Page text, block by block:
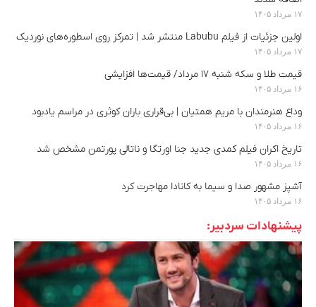
۱۷ مرداد ۱۴۰۵
اولین جزئیات از فیلم Labubu منتشر شد | تمرکز روی اسطوره‌های نوردیک
۱۷ مرداد ۱۴۰۵
قیمت طلا و سکه شنبه ۱۷ مرداد/ قیمت‌ها افزایشی
۱۶ مرداد ۱۴۰۵
وداع هنرمندان با مریم همتیان | بی‌قراری باران کوثری در مراسم یادبود
۱۶ مرداد ۱۴۰۵
تاریخ اکران فیلم کمدی جدید جنا اورتگا و ناتالی پورتمن مشخص شد
۱۶ مرداد ۱۴۰۵
آشپز مشهور صدا و سیما به کانادا مهاجرت کرد
۱۶ مرداد ۱۴۰۵
پیشنهادات سردبیر: